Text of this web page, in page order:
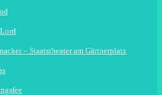
– Staatstheater am Gärtnerplatz